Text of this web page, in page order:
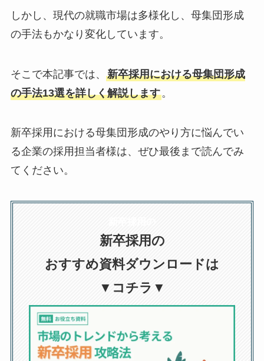
しかし、現代の就職市場は多様化し、母集団形成
の手法もかなり変化しています。
そこで本記事では、 新卒採用における母集団形成
の手法13選を詳しく解説します。
新卒採用における母集団形成のやり方に悩んでい
る企業の採用担当者様は、ぜひ最後まで読んでみ
てください。
新卒採用の
おすすめ資料ダウンロードは
▼コチラ▼